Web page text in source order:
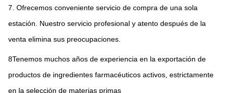
7. Ofrecemos conveniente servicio de compra de una sola
estación. Nuestro servicio profesional y atento después de la
venta elimina sus preocupaciones.
8Tenemos muchos años de experiencia en la exportación de
productos de ingredientes farmacéuticos activos, estrictamente
en la selección de materias primas